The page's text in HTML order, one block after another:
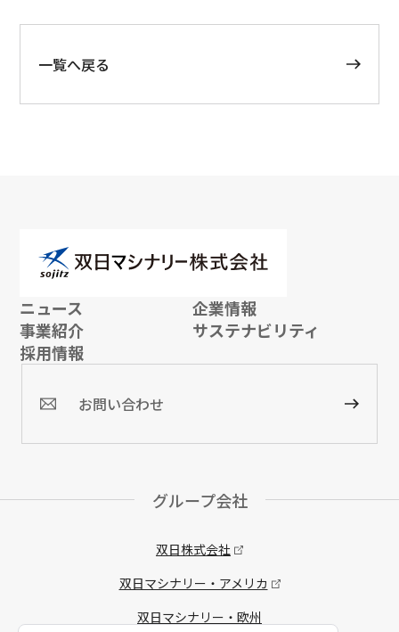
一覧へ戻る
ニュース
企業情報
事業紹介
サステナビリティ
採用情報
お問い合わせ
グループ会社
双日株式会社
双日マシナリー・アメリカ
双日マシナリー・欧州